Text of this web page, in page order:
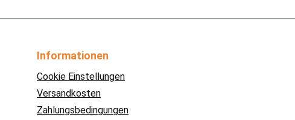
Informationen
Cookie Einstellungen
Versandkosten
Zahlungsbedingungen